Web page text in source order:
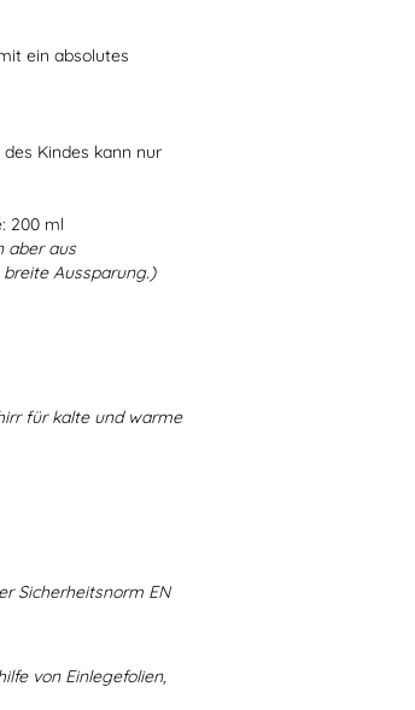
ein absolutes
Kindes kann nur
200 ml
aber aus
Aussparung.)
für kalte und warme
Sicherheitsnorm EN
von Einlegefolien,